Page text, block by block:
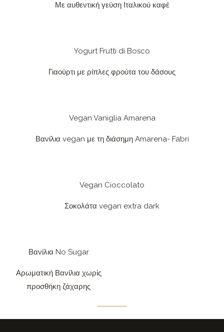
Με αυθεντική γεύση Ιταλικού καφέ
Yogurt Frutti di Bosco
Γιαούρτι με ρίπλες φρούτα του δάσους
Vegan Vaniglia Amarena
Βανίλια vegan με τη διάσημη Amarena- Fabri
Vegan Cioccolato
Σοκολάτα vegan extra dark
Βανίλια No Sugar
Αρωματική Βανίλια χωρίς
προσθήκη ζάχαρης